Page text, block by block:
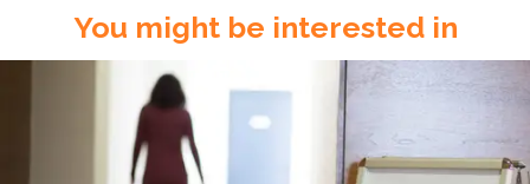
You might be interested in